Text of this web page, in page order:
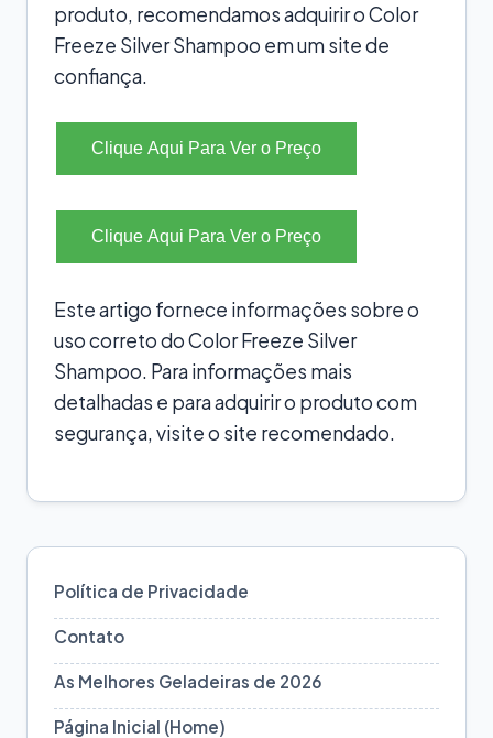
produto, recomendamos adquirir o Color
Freeze Silver Shampoo em um site de
confiança.
Clique Aqui Para Ver o Preço
Clique Aqui Para Ver o Preço
Este artigo fornece informações sobre o
uso correto do Color Freeze Silver
Shampoo. Para informações mais
detalhadas e para adquirir o produto com
segurança, visite o site recomendado.
Política de Privacidade
Contato
As Melhores Geladeiras de 2026
Página Inicial (Home)